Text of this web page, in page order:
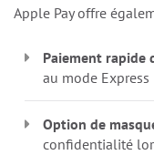
Apple Pay offre
Paiement rapide
au mode Express
Option de
confidentialité